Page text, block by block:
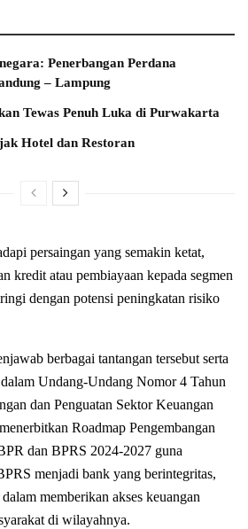
Penerbangan Perdana
– Lampung
Tewas Penuh Luka di Purwakarta
Hotel dan Restoran
persaingan yang semakin ketat,
kredit atau pembiayaan kepada segmen
dengan potensi peningkatan risiko
berbagai tantangan tersebut serta
Undang-Undang Nomor 4 Tahun
dan Penguatan Sektor Keuangan
Roadmap Pengembangan
dan BPRS 2024-2027 guna
menjadi bank yang berintegritas,
memberikan akses keuangan
di wilayahnya.